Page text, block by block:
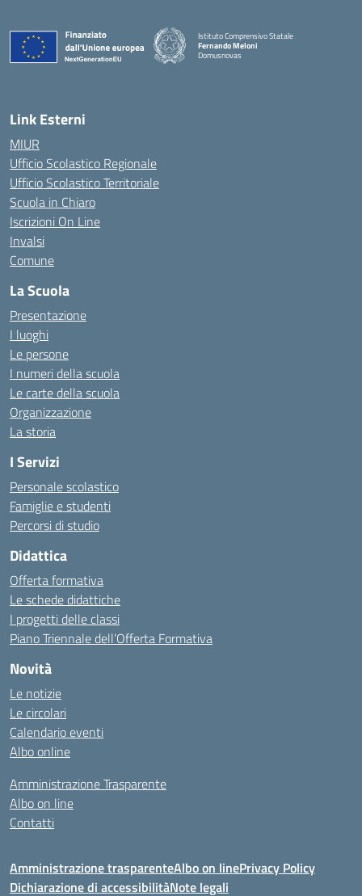
Istituto Comprensivo Statale
Fernando Meloni
Domusnovas
Link Esterni
MIUR
Ufficio Scolastico Regionale
Ufficio Scolastico Territoriale
Scuola in Chiaro
Iscrizioni On Line
Invalsi
Comune
La Scuola
Presentazione
I luoghi
Le persone
I numeri della scuola
Le carte della scuola
Organizzazione
La storia
I Servizi
Personale scolastico
Famiglie e studenti
Percorsi di studio
Didattica
Offerta formativa
Le schede didattiche
I progetti delle classi
Piano Triennale dell’Offerta Formativa
Novità
Le notizie
Le circolari
Calendario eventi
Albo online
Amministrazione Trasparente
Albo on line
Contatti
Amministrazione trasparenteAlbo on linePrivacy Policy
Dichiarazione di accessibilitàNote legali